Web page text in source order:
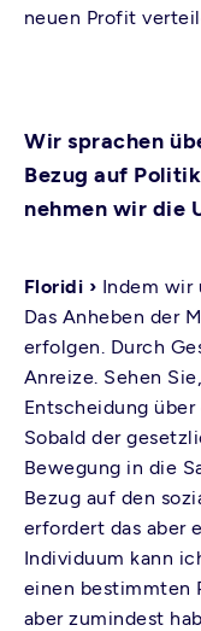
neuen Profit
Wir sprachen
Bezug auf
nehmen wir die
Floridi › Indem wir
Das Anheben der
erfolgen. Durch
Anreize. Sehen
Entscheidung
Sobald der
Bewegung in die
Bezug auf den
erfordert das aber
Individuum kann
einen bestimmten
aber zumindest